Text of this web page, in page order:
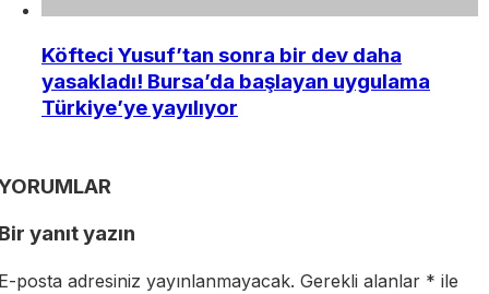
Köfteci Yusuf’tan sonra bir dev daha
yasakladı! Bursa’da başlayan uygulama
Türkiye’ye yayılıyor
yanıt yazın
posta adresiniz yayınlanmayacak. Gerekli alanlar * ile